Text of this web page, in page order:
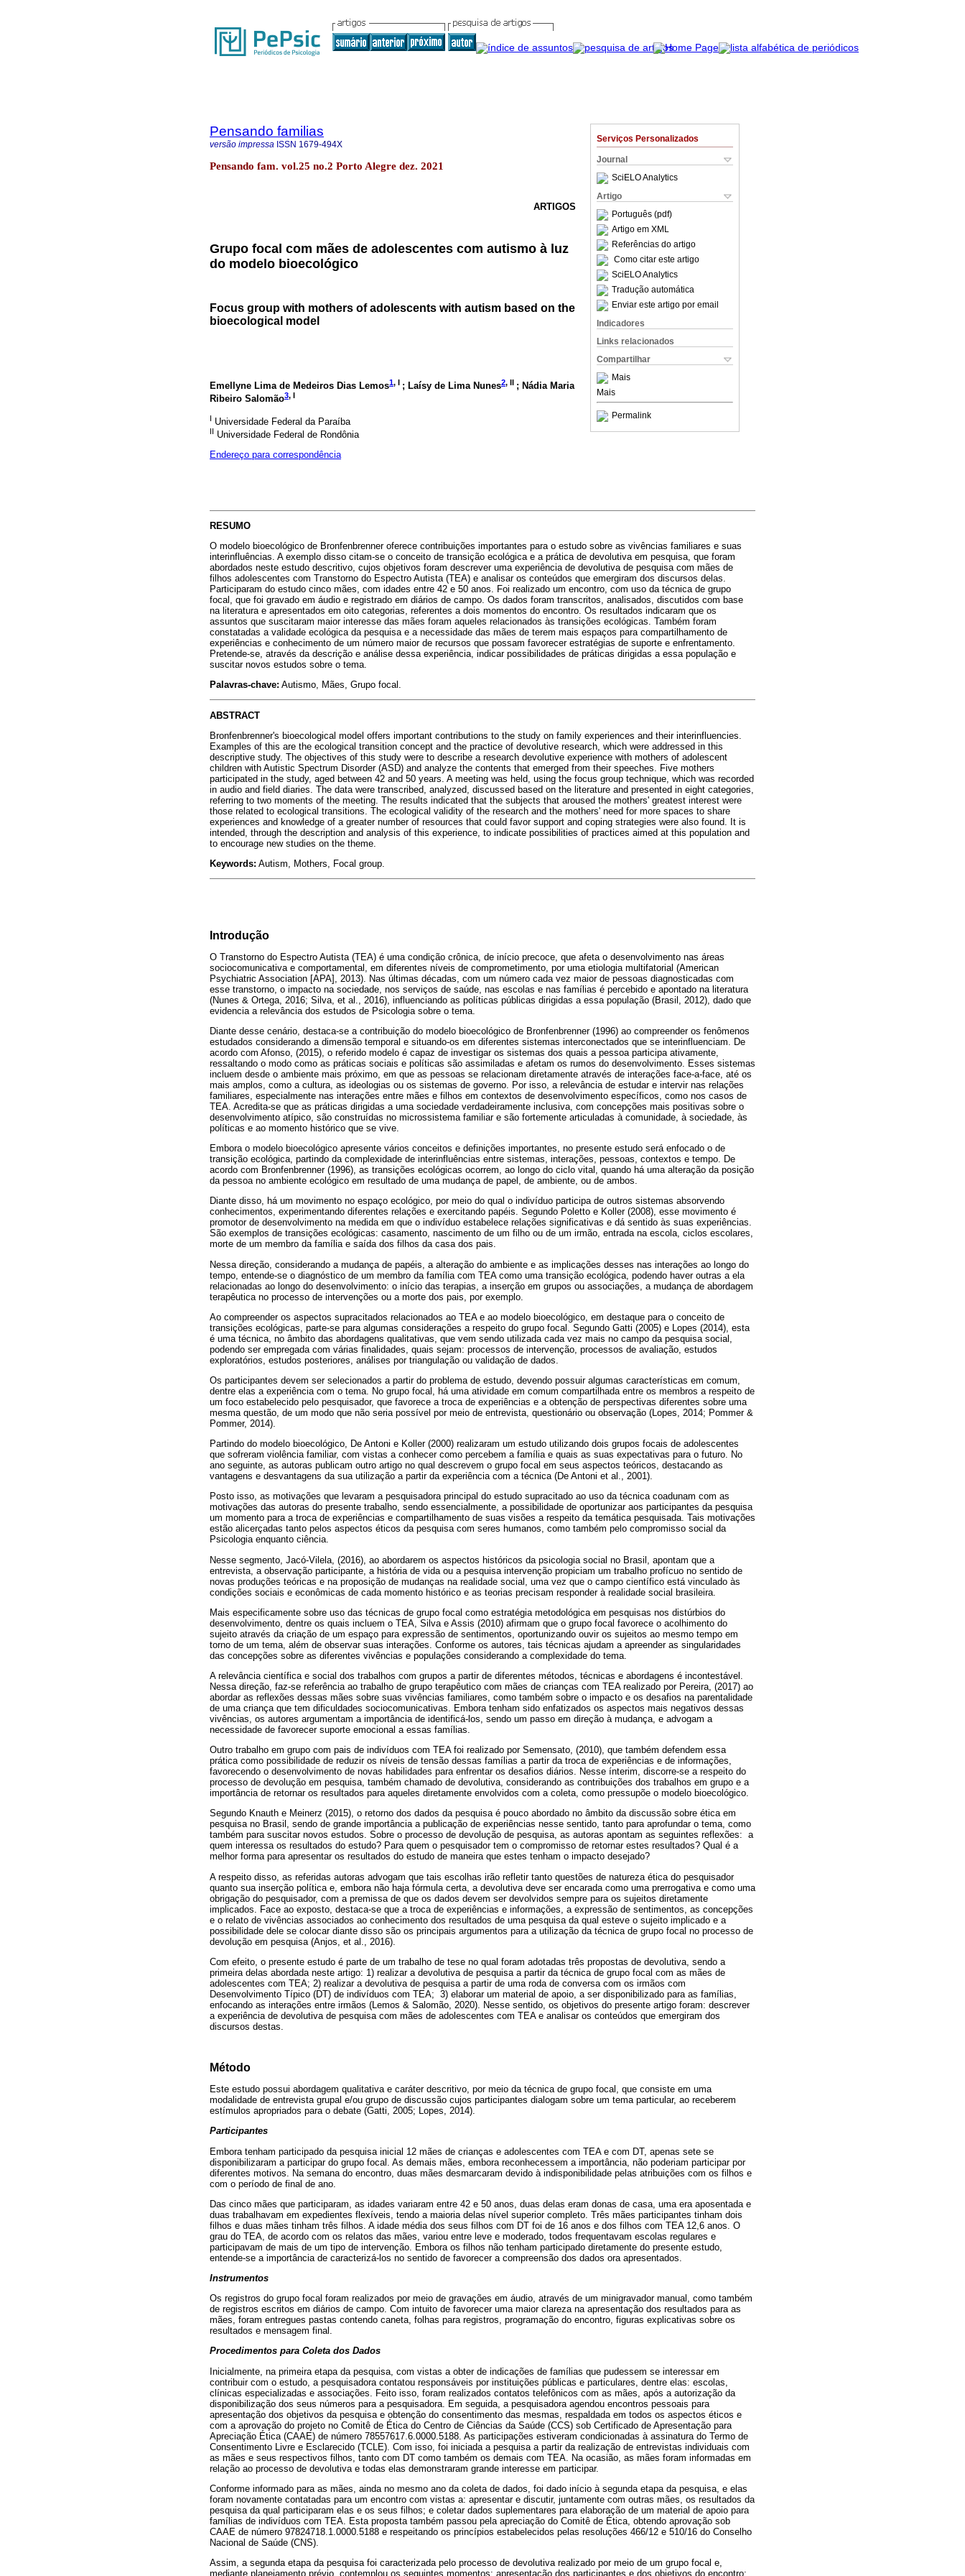
Serviços Personalizados
Journal
SciELO Analytics
Artigo
Português (pdf)
Artigo em XML
Referências do artigo
Como citar este artigo
SciELO Analytics
Tradução automática
Enviar este artigo por email
Indicadores
Links relacionados
Compartilhar
Mais
Mais
Permalink
Pensando familias
versão impressa ISSN 1679-494X
Pensando fam. vol.25 no.2 Porto Alegre dez. 2021
ARTIGOS
Grupo focal com mães de adolescentes com autismo à luz
do modelo bioecológico
Focus group with mothers of adolescents with autism based on the
bioecological model
Emellyne Lima de Medeiros Dias Lemos1, I ; Laísy de Lima Nunes2, II ; Nádia Maria
Ribeiro Salomão3, I
I Universidade Federal da Paraíba
II Universidade Federal de Rondônia
Endereço para correspondência
RESUMO
O modelo bioecológico de Bronfenbrenner oferece contribuições importantes para o estudo sobre as vivências familiares e suas
interinfluências. A exemplo disso citam-se o conceito de transição ecológica e a prática de devolutiva em pesquisa, que foram
abordados neste estudo descritivo, cujos objetivos foram descrever uma experiência de devolutiva de pesquisa com mães de
filhos adolescentes com Transtorno do Espectro Autista (TEA) e analisar os conteúdos que emergiram dos discursos delas.
Participaram do estudo cinco mães, com idades entre 42 e 50 anos. Foi realizado um encontro, com uso da técnica de grupo
focal, que foi gravado em áudio e registrado em diários de campo. Os dados foram transcritos, analisados, discutidos com base
na literatura e apresentados em oito categorias, referentes a dois momentos do encontro. Os resultados indicaram que os
assuntos que suscitaram maior interesse das mães foram aqueles relacionados às transições ecológicas. Também foram
constatadas a validade ecológica da pesquisa e a necessidade das mães de terem mais espaços para compartilhamento de
experiências e conhecimento de um número maior de recursos que possam favorecer estratégias de suporte e enfrentamento.
Pretende-se, através da descrição e análise dessa experiência, indicar possibilidades de práticas dirigidas a essa população e
suscitar novos estudos sobre o tema.
Palavras-chave: Autismo, Mães, Grupo focal.
ABSTRACT
Bronfenbrenner's bioecological model offers important contributions to the study on family experiences and their interinfluencies.
Examples of this are the ecological transition concept and the practice of devolutive research, which were addressed in this
descriptive study. The objectives of this study were to describe a research devolutive experience with mothers of adolescent
children with Autistic Spectrum Disorder (ASD) and analyze the contents that emerged from their speeches. Five mothers
participated in the study, aged between 42 and 50 years. A meeting was held, using the focus group technique, which was recorded
in audio and field diaries. The data were transcribed, analyzed, discussed based on the literature and presented in eight categories,
referring to two moments of the meeting. The results indicated that the subjects that aroused the mothers' greatest interest were
those related to ecological transitions. The ecological validity of the research and the mothers' need for more spaces to share
experiences and knowledge of a greater number of resources that could favor support and coping strategies were also found. It is
intended, through the description and analysis of this experience, to indicate possibilities of practices aimed at this population and
to encourage new studies on the theme.
Keywords: Autism, Mothers, Focal group.
Introdução
O Transtorno do Espectro Autista (TEA) é uma condição crônica, de início precoce, que afeta o desenvolvimento nas áreas
sociocomunicativa e comportamental, em diferentes níveis de comprometimento, por uma etiologia multifatorial (American
Psychiatric Association [APA], 2013). Nas últimas décadas, com um número cada vez maior de pessoas diagnosticadas com
esse transtorno, o impacto na sociedade, nos serviços de saúde, nas escolas e nas famílias é percebido e apontado na literatura
(Nunes & Ortega, 2016; Silva, et al., 2016), influenciando as políticas públicas dirigidas a essa população (Brasil, 2012), dado que
evidencia a relevância dos estudos de Psicologia sobre o tema.
Diante desse cenário, destaca-se a contribuição do modelo bioecológico de Bronfenbrenner (1996) ao compreender os fenômenos
estudados considerando a dimensão temporal e situando-os em diferentes sistemas interconectados que se interinfluenciam. De
acordo com Afonso, (2015), o referido modelo é capaz de investigar os sistemas dos quais a pessoa participa ativamente,
ressaltando o modo como as práticas sociais e políticas são assimiladas e afetam os rumos do desenvolvimento. Esses sistemas
incluem desde o ambiente mais próximo, em que as pessoas se relacionam diretamente através de interações face-a-face, até os
mais amplos, como a cultura, as ideologias ou os sistemas de governo. Por isso, a relevância de estudar e intervir nas relações
familiares, especialmente nas interações entre mães e filhos em contextos de desenvolvimento específicos, como nos casos de
TEA. Acredita-se que as práticas dirigidas a uma sociedade verdadeiramente inclusiva, com concepções mais positivas sobre o
desenvolvimento atípico, são construídas no microssistema familiar e são fortemente articuladas à comunidade, à sociedade, às
políticas e ao momento histórico que se vive.
Embora o modelo bioecológico apresente vários conceitos e definições importantes, no presente estudo será enfocado o de
transição ecológica, partindo da complexidade de interinfluências entre sistemas, interações, pessoas, contextos e tempo. De
acordo com Bronfenbrenner (1996), as transições ecológicas ocorrem, ao longo do ciclo vital, quando há uma alteração da posição
da pessoa no ambiente ecológico em resultado de uma mudança de papel, de ambiente, ou de ambos.
Diante disso, há um movimento no espaço ecológico, por meio do qual o indivíduo participa de outros sistemas absorvendo
conhecimentos, experimentando diferentes relações e exercitando papéis. Segundo Poletto e Koller (2008), esse movimento é
promotor de desenvolvimento na medida em que o indivíduo estabelece relações significativas e dá sentido às suas experiências.
São exemplos de transições ecológicas: casamento, nascimento de um filho ou de um irmão, entrada na escola, ciclos escolares,
morte de um membro da família e saída dos filhos da casa dos pais.
Nessa direção, considerando a mudança de papéis, a alteração do ambiente e as implicações desses nas interações ao longo do
tempo, entende-se o diagnóstico de um membro da família com TEA como uma transição ecológica, podendo haver outras a ela
relacionadas ao longo do desenvolvimento: o início das terapias, a inserção em grupos ou associações, a mudança de abordagem
terapêutica no processo de intervenções ou a morte dos pais, por exemplo.
Ao compreender os aspectos supracitados relacionados ao TEA e ao modelo bioecológico, em destaque para o conceito de
transições ecológicas, parte-se para algumas considerações a respeito do grupo focal. Segundo Gatti (2005) e Lopes (2014), esta
é uma técnica, no âmbito das abordagens qualitativas, que vem sendo utilizada cada vez mais no campo da pesquisa social,
podendo ser empregada com várias finalidades, quais sejam: processos de intervenção, processos de avaliação, estudos
exploratórios, estudos posteriores, análises por triangulação ou validação de dados.
Os participantes devem ser selecionados a partir do problema de estudo, devendo possuir algumas características em comum,
dentre elas a experiência com o tema. No grupo focal, há uma atividade em comum compartilhada entre os membros a respeito de
um foco estabelecido pelo pesquisador, que favorece a troca de experiências e a obtenção de perspectivas diferentes sobre uma
mesma questão, de um modo que não seria possível por meio de entrevista, questionário ou observação (Lopes, 2014; Pommer &
Pommer, 2014).
Partindo do modelo bioecológico, De Antoni e Koller (2000) realizaram um estudo utilizando dois grupos focais de adolescentes
que sofreram violência familiar, com vistas a conhecer como percebem a família e quais as suas expectativas para o futuro. No
ano seguinte, as autoras publicam outro artigo no qual descrevem o grupo focal em seus aspectos teóricos, destacando as
vantagens e desvantagens da sua utilização a partir da experiência com a técnica (De Antoni et al., 2001).
Posto isso, as motivações que levaram a pesquisadora principal do estudo supracitado ao uso da técnica coadunam com as
motivações das autoras do presente trabalho, sendo essencialmente, a possibilidade de oportunizar aos participantes da pesquisa
um momento para a troca de experiências e compartilhamento de suas visões a respeito da temática pesquisada. Tais motivações
estão alicerçadas tanto pelos aspectos éticos da pesquisa com seres humanos, como também pelo compromisso social da
Psicologia enquanto ciência.
Nesse segmento, Jacó-Vilela, (2016), ao abordarem os aspectos históricos da psicologia social no Brasil, apontam que a
entrevista, a observação participante, a história de vida ou a pesquisa intervenção propiciam um trabalho profícuo no sentido de
novas produções teóricas e na proposição de mudanças na realidade social, uma vez que o campo científico está vinculado às
condições sociais e econômicas de cada momento histórico e as teorias precisam responder à realidade social brasileira.
Mais especificamente sobre uso das técnicas de grupo focal como estratégia metodológica em pesquisas nos distúrbios do
desenvolvimento, dentre os quais incluem o TEA, Silva e Assis (2010) afirmam que o grupo focal favorece o acolhimento do
sujeito através da criação de um espaço para expressão de sentimentos, oportunizando ouvir os sujeitos ao mesmo tempo em
torno de um tema, além de observar suas interações. Conforme os autores, tais técnicas ajudam a apreender as singularidades
das concepções sobre as diferentes vivências e populações considerando a complexidade do tema.
A relevância científica e social dos trabalhos com grupos a partir de diferentes métodos, técnicas e abordagens é incontestável.
Nessa direção, faz-se referência ao trabalho de grupo terapêutico com mães de crianças com TEA realizado por Pereira, (2017) ao
abordar as reflexões dessas mães sobre suas vivências familiares, como também sobre o impacto e os desafios na parentalidade
de uma criança que tem dificuldades sociocomunicativas. Embora tenham sido enfatizados os aspectos mais negativos dessas
vivências, os autores argumentam a importância de identificá-los, sendo um passo em direção à mudança, e advogam a
necessidade de favorecer suporte emocional a essas famílias.
Outro trabalho em grupo com pais de indivíduos com TEA foi realizado por Semensato, (2010), que também defendem essa
prática como possibilidade de reduzir os níveis de tensão dessas famílias a partir da troca de experiências e de informações,
favorecendo o desenvolvimento de novas habilidades para enfrentar os desafios diários. Nesse ínterim, discorre-se a respeito do
processo de devolução em pesquisa, também chamado de devolutiva, considerando as contribuições dos trabalhos em grupo e a
importância de retornar os resultados para aqueles diretamente envolvidos com a coleta, como pressupõe o modelo bioecológico.
Segundo Knauth e Meinerz (2015), o retorno dos dados da pesquisa é pouco abordado no âmbito da discussão sobre ética em
pesquisa no Brasil, sendo de grande importância a publicação de experiências nesse sentido, tanto para aprofundar o tema, como
também para suscitar novos estudos. Sobre o processo de devolução de pesquisa, as autoras apontam as seguintes reflexões: a
quem interessa os resultados do estudo? Para quem o pesquisador tem o compromisso de retornar estes resultados? Qual é a
melhor forma para apresentar os resultados do estudo de maneira que estes tenham o impacto desejado?
A respeito disso, as referidas autoras advogam que tais escolhas irão refletir tanto questões de natureza ética do pesquisador
quanto sua inserção política e, embora não haja fórmula certa, a devolutiva deve ser encarada como uma prerrogativa e como uma
obrigação do pesquisador, com a premissa de que os dados devem ser devolvidos sempre para os sujeitos diretamente
implicados. Face ao exposto, destaca-se que a troca de experiências e informações, a expressão de sentimentos, as concepções
e o relato de vivências associados ao conhecimento dos resultados de uma pesquisa da qual esteve o sujeito implicado e a
possibilidade dele se colocar diante disso são os principais argumentos para a utilização da técnica de grupo focal no processo de
devolução em pesquisa (Anjos, et al., 2016).
Com efeito, o presente estudo é parte de um trabalho de tese no qual foram adotadas três propostas de devolutiva, sendo a
primeira delas abordada neste artigo: 1) realizar a devolutiva de pesquisa a partir da técnica de grupo focal com as mães de
adolescentes com TEA; 2) realizar a devolutiva de pesquisa a partir de uma roda de conversa com os irmãos com
Desenvolvimento Típico (DT) de indivíduos com TEA; 3) elaborar um material de apoio, a ser disponibilizado para as famílias,
enfocando as interações entre irmãos (Lemos & Salomão, 2020). Nesse sentido, os objetivos do presente artigo foram: descrever
a experiência de devolutiva de pesquisa com mães de adolescentes com TEA e analisar os conteúdos que emergiram dos
discursos destas.
Método
Este estudo possui abordagem qualitativa e caráter descritivo, por meio da técnica de grupo focal, que consiste em uma
modalidade de entrevista grupal e/ou grupo de discussão cujos participantes dialogam sobre um tema particular, ao receberem
estímulos apropriados para o debate (Gatti, 2005; Lopes, 2014).
Participantes
Embora tenham participado da pesquisa inicial 12 mães de crianças e adolescentes com TEA e com DT, apenas sete se
disponibilizaram a participar do grupo focal. As demais mães, embora reconhecessem a importância, não poderiam participar por
diferentes motivos. Na semana do encontro, duas mães desmarcaram devido à indisponibilidade pelas atribuições com os filhos e
com o período de final de ano.
Das cinco mães que participaram, as idades variaram entre 42 e 50 anos, duas delas eram donas de casa, uma era aposentada e
duas trabalhavam em expedientes flexíveis, tendo a maioria delas nível superior completo. Três mães participantes tinham dois
filhos e duas mães tinham três filhos. A idade média dos seus filhos com DT foi de 16 anos e dos filhos com TEA 12,6 anos. O
grau do TEA, de acordo com os relatos das mães, variou entre leve e moderado, todos frequentavam escolas regulares e
participavam de mais de um tipo de intervenção. Embora os filhos não tenham participado diretamente do presente estudo,
entende-se a importância de caracterizá-los no sentido de favorecer a compreensão dos dados ora apresentados.
Instrumentos
Os registros do grupo focal foram realizados por meio de gravações em áudio, através de um minigravador manual, como também
de registros escritos em diários de campo. Com intuito de favorecer uma maior clareza na apresentação dos resultados para as
mães, foram entregues pastas contendo caneta, folhas para registros, programação do encontro, figuras explicativas sobre os
resultados e mensagem final.
Procedimentos para Coleta dos Dados
Inicialmente, na primeira etapa da pesquisa, com vistas a obter de indicações de famílias que pudessem se interessar em
contribuir com o estudo, a pesquisadora contatou responsáveis por instituições públicas e particulares, dentre elas: escolas,
clínicas especializadas e associações. Feito isso, foram realizados contatos telefônicos com as mães, após a autorização da
disponibilização dos seus números para a pesquisadora. Em seguida, a pesquisadora agendou encontros pessoais para
apresentação dos objetivos da pesquisa e obtenção do consentimento das mesmas, respaldada em todos os aspectos éticos e
com a aprovação do projeto no Comitê de Ética do Centro de Ciências da Saúde (CCS) sob Certificado de Apresentação para
Apreciação Ética (CAAE) de número 78557617.6.0000.5188. As participações estiveram condicionadas à assinatura do Termo de
Consentimento Livre e Esclarecido (TCLE). Com isso, foi iniciada a pesquisa a partir da realização de entrevistas individuais com
as mães e seus respectivos filhos, tanto com DT como também os demais com TEA. Na ocasião, as mães foram informadas em
relação ao processo de devolutiva e todas elas demonstraram grande interesse em participar.
Conforme informado para as mães, ainda no mesmo ano da coleta de dados, foi dado início à segunda etapa da pesquisa, e elas
foram novamente contatadas para um encontro com vistas a: apresentar e discutir, juntamente com outras mães, os resultados da
pesquisa da qual participaram elas e os seus filhos; e coletar dados suplementares para elaboração de um material de apoio para
famílias de indivíduos com TEA. Esta proposta também passou pela apreciação do Comitê de Ética, obtendo aprovação sob
CAAE de número 97824718.1.0000.5188 e respeitando os princípios estabelecidos pelas resoluções 466/12 e 510/16 do Conselho
Nacional de Saúde (CNS).
Assim, a segunda etapa da pesquisa foi caracterizada pelo processo de devolutiva realizado por meio de um grupo focal e,
mediante planejamento prévio, contemplou os seguintes momentos: apresentação dos participantes e dos objetivos do encontro;